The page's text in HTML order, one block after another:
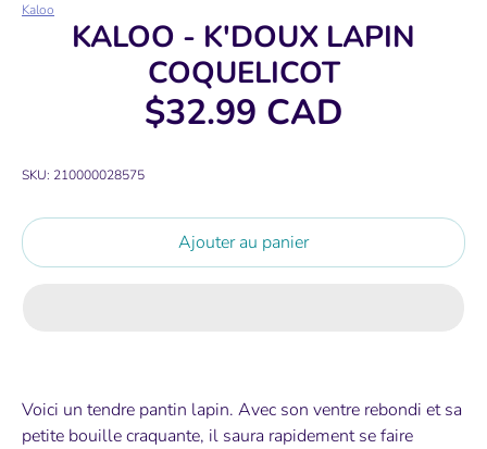
Kaloo
KALOO - K'DOUX LAPIN
COQUELICOT
$32.99 CAD
SKU: 210000028575
Ajouter au panier
Voici un tendre pantin lapin. Avec son ventre rebondi et sa
petite bouille craquante, il saura rapidement se faire